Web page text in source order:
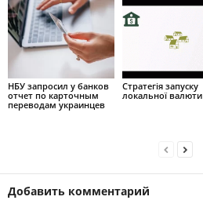
НБУ запросил у банков
отчет по карточным
переводам украинцев
Стратегія запуску
локальної валюти
Добавить комментарий